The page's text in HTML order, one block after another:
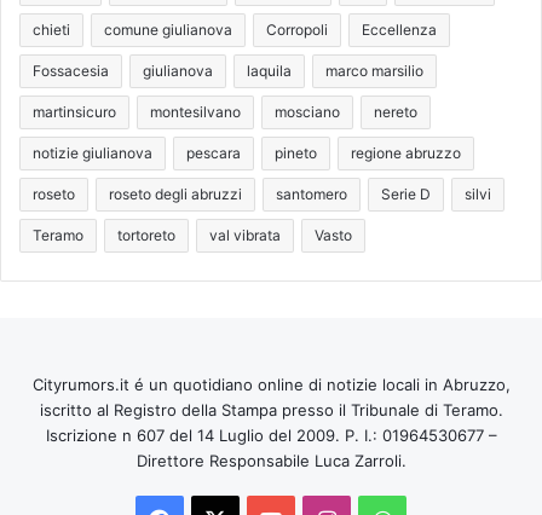
chieti comune giulianova Corropoli Eccellenza
Fossacesia giulianova laquila marco marsilio
martinsicuro montesilvano mosciano nereto
notizie giulianova pescara pineto regione abruzzo
roseto roseto degli abruzzi santomero Serie D silvi
Teramo tortoreto val vibrata Vasto
Cityrumors.it é un quotidiano online di notizie locali in Abruzzo,
iscritto al Registro della Stampa presso il Tribunale di Teramo.
Iscrizione n 607 del 14 Luglio del 2009. P. I.: 01964530677 –
Direttore Responsabile Luca Zarroli.